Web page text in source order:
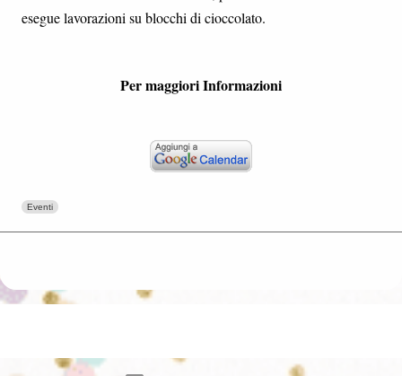
esegue lavorazioni su blocchi di cioccolato.
Per maggiori Informazioni
Eventi